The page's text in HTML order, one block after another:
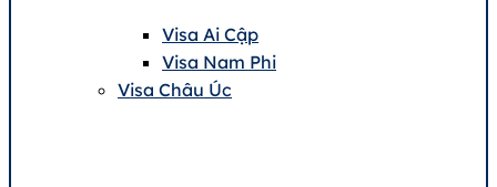
Visa Ai Cập
Visa Nam Phi
Visa Châu Úc